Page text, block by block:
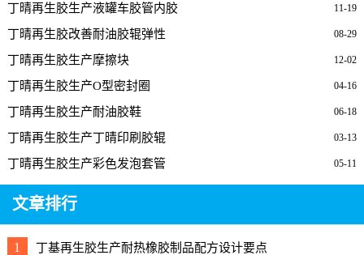
11-19
丁晴再生胶生产液罐车胶管内胶
08-29
丁晴再生胶改善耐油胶辊弹性
12-02
丁晴再生胶生产摩擦块
04-16
丁晴再生胶生产O型密封圈
06-18
丁晴再生胶生产耐油胶鞋
03-13
丁晴再生胶生产丁晴印刷胶辊
05-11
丁晴再生胶生产彩色发泡套管
文章排行
1 丁基再生胶生产耐热橡胶制品配方设计要点